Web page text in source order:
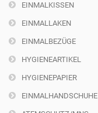
EINMALKISSEN
EINMALLAKEN
EINMALBEZÜGE
HYGIENEARTIKEL
HYGIENEPAPIER
EINMALHANDSCHUHE